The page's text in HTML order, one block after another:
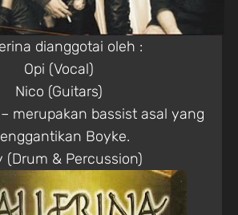
dianggotai oleh :
Opi (Vocal)
Nico (Guitars)
merupakan bassist asal yang
Boyke.
(Drum & Percussion)